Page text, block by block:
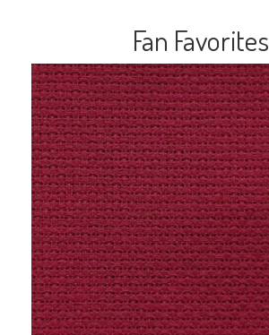
Fan Favorites